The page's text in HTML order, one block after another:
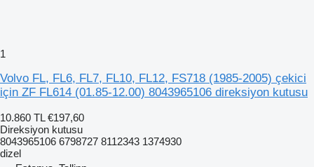
1
Volvo FL, FL6, FL7, FL10, FL12, FS718 (1985-2005) çekici
için ZF FL614 (01.85-12.00) 8043965106 direksiyon kutusu
10.860 TL €197,60
Direksiyon kutusu
8043965106 6798727 8112343 1374930
dizel